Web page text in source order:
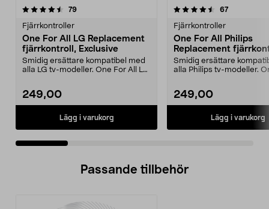
79recensioner
Fjärrkontroller
One For All LG Replacement
fjärrkontroll, Exclusive
Smidig ersättare kompatibel med
alla LG tv-modeller. One For All LG
249,00
Lägg i varukorg
4.5 av 5 stjärnor 67recensioner
Fjärrkontroller
One For All Philips
Replacement
Exclusive
Smidig ersättare
alla Philips tv-modeller.
249,00
Lägg i varukorg
3.5 av 5 stjärnor
Passande tillbehör